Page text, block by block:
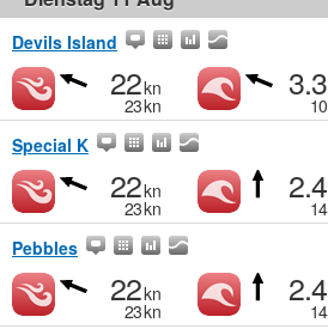
Devils Island
22kn
23kn
3.3
10
Special K
22kn
23kn
2.4
14
Pebbles
22kn
23kn
2.4
14